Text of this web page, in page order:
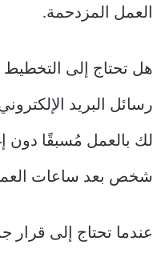
العمل المزدحمة.
هل تحتاج إلى
رسائل البريد
لك بالعمل مُسبقًا دون
شخص بعد ساعات
عندما تحتاج إلى